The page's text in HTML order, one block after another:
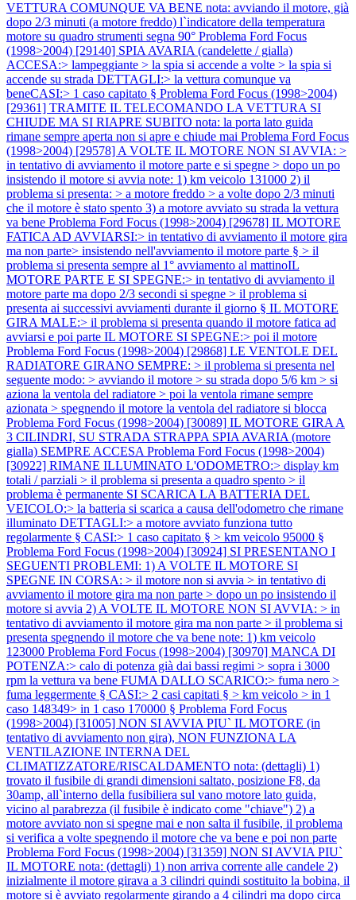
VETTURA COMUNQUE VA BENE nota: avviando il motore, già
dopo 2/3 minuti (a motore freddo) l`indicatore della temperatura
motore su quadro strumenti segna 90° Problema Ford Focus
(1998>2004) [29140] SPIA AVARIA (candelette / gialla)
ACCESA:> lampeggiante > la spia si accende a volte > la spia si
accende su strada DETTAGLI:> la vettura comunque va
beneCASI:> 1 caso capitato § Problema Ford Focus (1998>2004)
[29361] TRAMITE IL TELECOMANDO LA VETTURA SI
CHIUDE MA SI RIAPRE SUBITO nota: la porta lato guida
rimane sempre aperta non si apre e chiude mai Problema Ford Focus
(1998>2004) [29578] A VOLTE IL MOTORE NON SI AVVIA: >
in tentativo di avviamento il motore parte e si spegne > dopo un po
insistendo il motore si avvia note: 1) km veicolo 131000 2) il
problema si presenta: > a motore freddo > a volte dopo 2/3 minuti
che il motore è stato spento 3) a motore avviato su strada la vettura
va bene Problema Ford Focus (1998>2004) [29678] IL MOTORE
FATICA AD AVVIARSI:> in tentativo di avviamento il motore gira
ma non parte> insistendo nell'avviamento il motore parte § > il
problema si presenta sempre al 1° avviamento al mattinoIL
MOTORE PARTE E SI SPEGNE:> in tentativo di avviamento il
motore parte ma dopo 2/3 secondi si spegne > il problema si
presenta ai successivi avviamenti durante il giorno § IL MOTORE
GIRA MALE:> il problema si presenta quando il motore fatica ad
avviarsi e poi parte IL MOTORE SI SPEGNE:> poi il motore
Problema Ford Focus (1998>2004) [29868] LE VENTOLE DEL
RADIATORE GIRANO SEMPRE: > il problema si presenta nel
seguente modo: > avviando il motore > su strada dopo 5/6 km > si
aziona la ventola del radiatore > poi la ventola rimane sempre
azionata > spegnendo il motore la ventola del radiatore si blocca
Problema Ford Focus (1998>2004) [30089] IL MOTORE GIRA A
3 CILINDRI, SU STRADA STRAPPA SPIA AVARIA (motore
gialla) SEMPRE ACCESA Problema Ford Focus (1998>2004)
[30922] RIMANE ILLUMINATO L'ODOMETRO:> display km
totali / parziali > il problema si presenta a quadro spento > il
problema è permanente SI SCARICA LA BATTERIA DEL
VEICOLO:> la batteria si scarica a causa dell'odometro che rimane
illuminato DETTAGLI:> a motore avviato funziona tutto
regolarmente § CASI:> 1 caso capitato § > km veicolo 95000 §
Problema Ford Focus (1998>2004) [30924] SI PRESENTANO I
SEGUENTI PROBLEMI: 1) A VOLTE IL MOTORE SI
SPEGNE IN CORSA: > il motore non si avvia > in tentativo di
avviamento il motore gira ma non parte > dopo un po insistendo il
motore si avvia 2) A VOLTE IL MOTORE NON SI AVVIA: > in
tentativo di avviamento il motore gira ma non parte > il problema si
presenta spegnendo il motore che va bene note: 1) km veicolo
123000 Problema Ford Focus (1998>2004) [30970] MANCA DI
POTENZA:> calo di potenza già dai bassi regimi > sopra i 3000
rpm la vettura va bene FUMA DALLO SCARICO:> fuma nero >
fuma leggermente § CASI:> 2 casi capitati § > km veicolo > in 1
caso 148349> in 1 caso 170000 § Problema Ford Focus
(1998>2004) [31005] NON SI AVVIA PIU` IL MOTORE (in
tentativo di avviamento non gira), NON FUNZIONA LA
VENTILAZIONE INTERNA DEL
CLIMATIZZATORE/RISCALDAMENTO nota: (dettagli) 1)
trovato il fusibile di grandi dimensioni saltato, posizione F8, da
30amp, all`interno della fusibiliera sul vano motore lato guida,
vicino al parabrezza (il fusibile è indicato come "chiave") 2) a
motore avviato non si spegne mai e non salta il fusibile, il problema
si verifica a volte spegnendo il motore che va bene e poi non parte
Problema Ford Focus (1998>2004) [31359] NON SI AVVIA PIU`
IL MOTORE nota: (dettagli) 1) non arriva corrente alle candele 2)
inizialmente il motore girava a 3 cilindri quindi sostituito la bobina, il
motore si è avviato regolarmente girando a 4 cilindri ma dopo circa